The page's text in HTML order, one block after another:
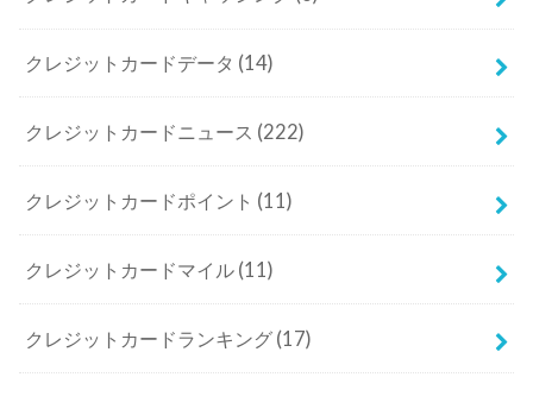
クレジットカードデータ (14)
クレジットカードニュース (222)
クレジットカードポイント (11)
クレジットカードマイル (11)
クレジットカードランキング (17)